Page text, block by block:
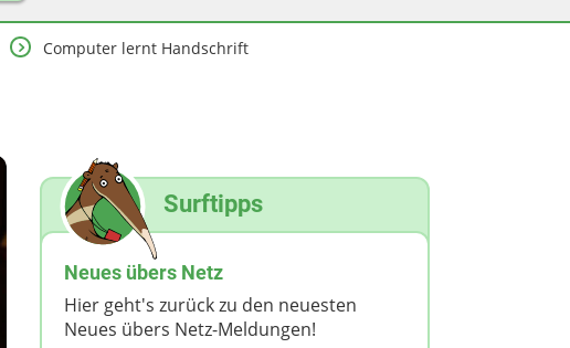
Computer lernt Handschrift
Surftipps
Neues übers Netz
Hier geht's zurück zu den neuesten
Neues übers Netz-Meldungen!